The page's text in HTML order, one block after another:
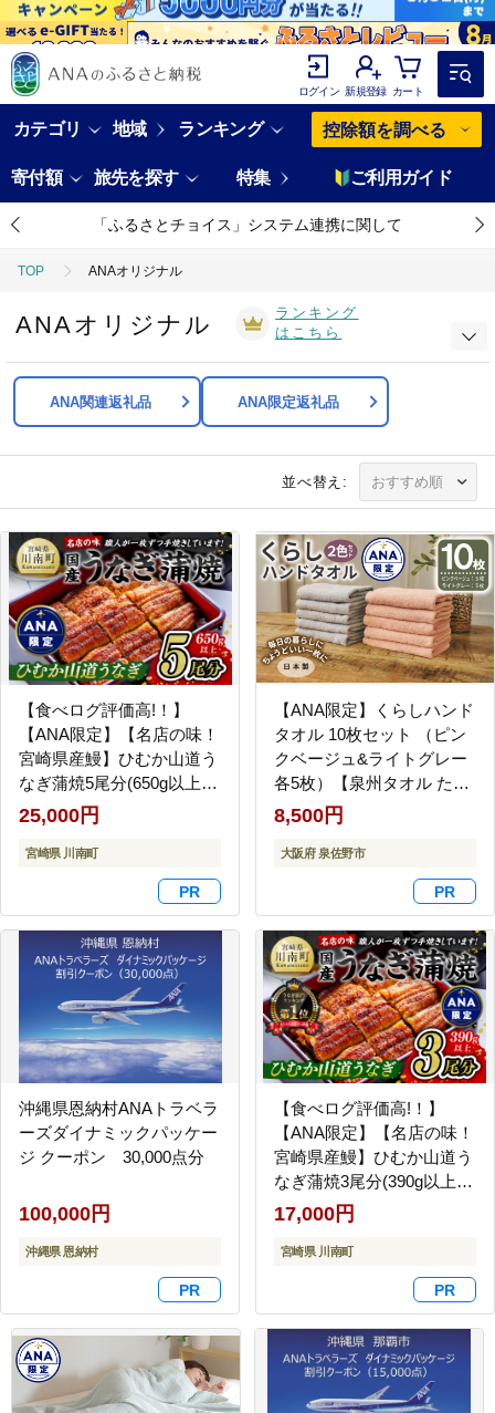
ログイン 新規登録 カート
カテゴリ 地域 ランキング 控除額を調べる
寄付額 旅先を探す 特集 ご利用ガイド
「ふるさとチョイス」システム連携に関して
TOP ANAオリジナル
ANAオリジナル
ランキング
はこちら
ANA関連返礼品 ANA限定返礼品
並べ替え:
【食べログ評価高!！】
【ANA限定】【名店の味！
宮崎県産鰻】ひむか山道う
なぎ蒲焼5尾分(650g以上)
【 国産 うなぎ ウナギ 鰻】
[B08412]
25,000円
宮崎県 川南町
【ANA限定】くらしハンド
タオル 10枚セット （ピン
クベージュ&ライトグレー
各5枚）【泉州タオル たお
る 国産 吸水 普段使い シン
プル 日用品 家族 ファミリ
ー】 G4434
8,500円
大阪府 泉佐野市
沖縄県恩納村ANAトラベラ
ーズダイナミックパッケー
ジ クーポン 30,000点分
100,000円
沖縄県 恩納村
【食べログ評価高!！】
【ANA限定】【名店の味！
宮崎県産鰻】ひむか山道う
なぎ蒲焼3尾分(390g以上)
【 国産 うなぎ ウナギ 鰻
】 [B08411]
17,000円
宮崎県 川南町